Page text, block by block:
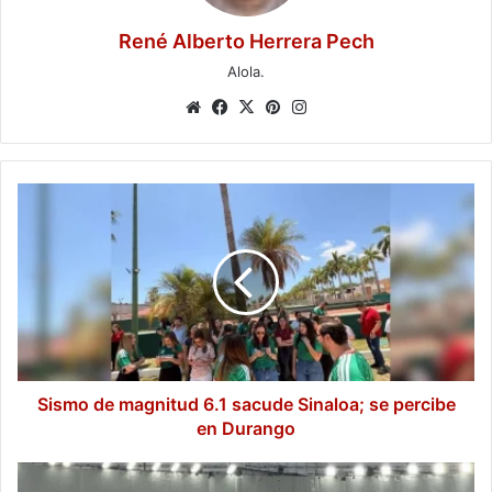
René Alberto Herrera Pech
Alola.
WebsiteFacebook
X Pinterest
Sinaloa;
se
percibe
en
Durango
Sismo de magnitud 6.1 sacude Sinaloa; se percibe
en Durango
Tormenta